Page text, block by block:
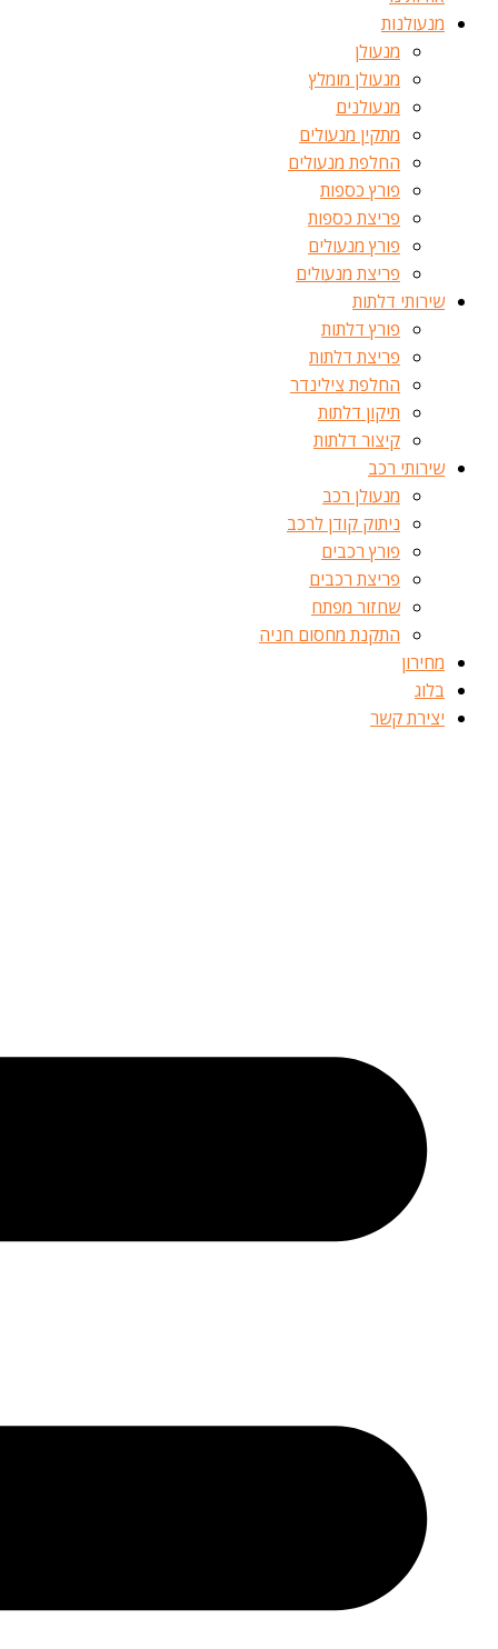
מנעולנות
מנעולן
מנעולן מומלץ
מנעולנים
מתקין מנעולים
החלפת מנעולים
פורץ כספות
פריצת כספות
פורץ מנעולים
פריצת מנעולים
שירותי דלתות
פורץ דלתות
פריצת דלתות
החלפת צילינדר
תיקון דלתות
קיצור דלתות
שירותי רכב
מנעולן רכב
ניתוק קודן לרכב
פורץ רכבים
פריצת רכבים
שחזור מפתח
התקנת מחסום חניה
מחירון
בלוג
יצירת קשר